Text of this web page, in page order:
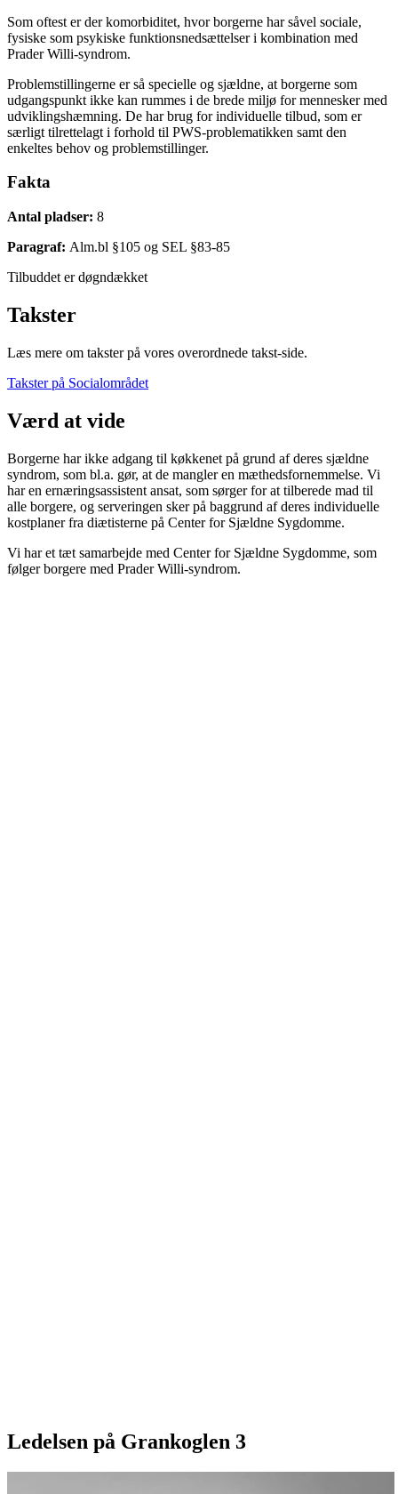
Som oftest er der komorbiditet, hvor borgerne har såvel sociale,
fysiske som psykiske funktionsnedsættelser i kombination med
Prader Willi-syndrom.
Problemstillingerne er så specielle og sjældne, at borgerne som
udgangspunkt ikke kan rummes i de brede miljø for mennesker med
udviklingshæmning. De har brug for individuelle tilbud, som er
særligt tilrettelagt i forhold til PWS-problematikken samt den
enkeltes behov og problemstillinger.
Fakta
Antal pladser: 8
Paragraf: Alm.bl §105 og SEL §83-85
Tilbuddet er døgndækket
Takster
Læs mere om takster på vores overordnede takst-side.
Takster på Socialområdet
Værd at vide
Borgerne har ikke adgang til køkkenet på grund af deres sjældne
syndrom, som bl.a. gør, at de mangler en mæthedsfornemmelse. Vi
har en ernæringsassistent ansat, som sørger for at tilberede mad til
alle borgere, og serveringen sker på baggrund af deres individuelle
kostplaner fra diætisterne på Center for Sjældne Sygdomme.
Vi har et tæt samarbejde med Center for Sjældne Sygdomme, som
følger borgere med Prader Willi-syndrom.
Ledelsen på Grankoglen 3